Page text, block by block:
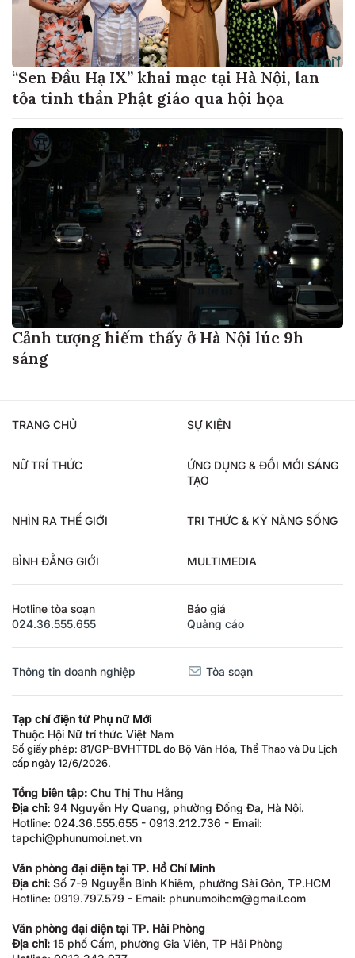
“Sen Đầu Hạ IX” khai mạc tại Hà Nội, lan
tỏa tinh thần Phật giáo qua hội họa
Cảnh tượng hiếm thấy ở Hà Nội lúc 9h
sáng
TRANG CHỦ SỰ KIỆN
NỮ TRÍ THỨC
ỨNG DỤNG & ĐỔI MỚI SÁNG
TẠO
NHÌN RA THẾ GIỚI TRI THỨC & KỸ NĂNG SỐNG
BÌNH ĐẲNG GIỚI MULTIMEDIA
Hotline tòa soạn
024.36.555.655
Báo giá
Quảng cáo
Thông tin doanh nghiệp Tòa soạn
Tạp chí điện tử Phụ nữ Mới
Thuộc Hội Nữ trí thức Việt Nam
Số giấy phép: 81/GP-BVHTTDL do Bộ Văn Hóa, Thể Thao và Du Lịch
cấp ngày 12/6/2026.
Tổng biên tập: Chu Thị Thu Hằng
Địa chỉ: 94 Nguyễn Hy Quang, phường Đống Đa, Hà Nội.
Hotline: 024.36.555.655 - 0913.212.736 - Email:
tapchi@phunumoi.net.vn
Văn phòng đại diện tại TP. Hồ Chí Minh
Địa chỉ: Số 7-9 Nguyễn Bỉnh Khiêm, phường Sài Gòn, TP.HCM
Hotline: 0919.797.579 - Email: phunumoihcm@gmail.com
Văn phòng đại diện tại TP. Hải Phòng
Địa chỉ: 15 phố Cấm, phường Gia Viên, TP Hải Phòng